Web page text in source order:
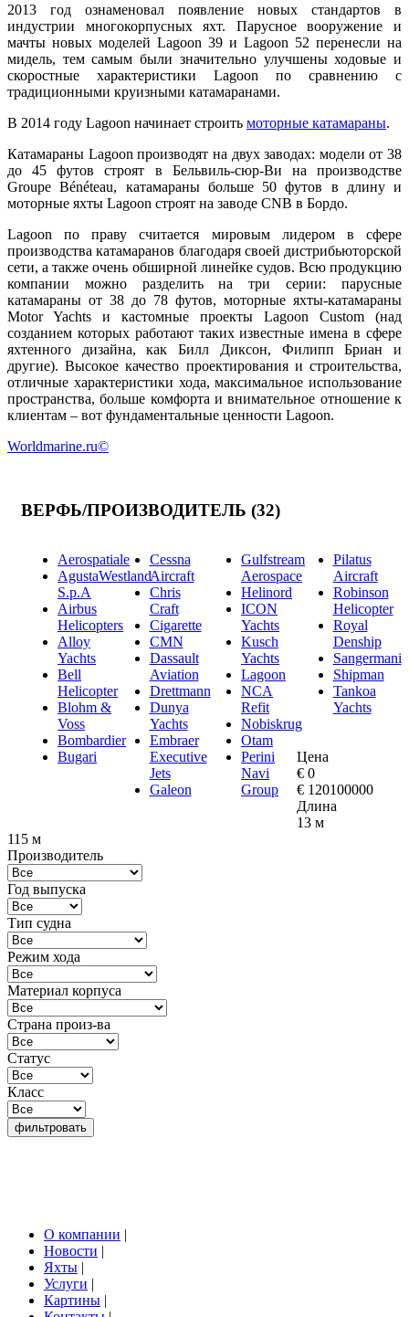
2013 год ознаменовал появление новых стандартов в
индустрии многокорпусных яхт. Парусное вооружение и
мачты новых моделей Lagoon 39 и Lagoon 52 перенесли на
мидель, тем самым были значительно улучшены ходовые и
скоростные характеристики Lagoon по сравнению с
традиционными круизными катамаранами.
В 2014 году Lagoon начинает строить моторные катамараны.
Катамараны Lagoon производят на двух заводах: модели от 38
до 45 футов строят в Бельвиль-сюр-Ви на производстве
Groupe Bénéteau, катамараны больше 50 футов в длину и
моторные яхты Lagoon строят на заводе CNB в Бордо.
Lagoon по праву считается мировым лидером в сфере
производства катамаранов благодаря своей дистрибьюторской
сети, а также очень обширной линейке судов. Всю продукцию
компании можно разделить на три серии: парусные
катамараны от 38 до 78 футов, моторные яхты-катамараны
Motor Yachts и кастомные проекты Lagoon Custom (над
созданием которых работают таких известные имена в сфере
яхтенного дизайна, как Билл Диксон, Филипп Бриан и
другие). Высокое качество проектирования и строительства,
отличные характеристики хода, максимальное использование
пространства, больше комфорта и внимательное отношение к
клиентам – вот фундаментальные ценности Lagoon.
Worldmarine.ru©
ВЕРФЬ/ПРОИЗВОДИТЕЛЬ (32)
Aerospatiale
AgustaWestland
S.p.A
Airbus
Helicopters
Alloy
Yachts
Bell
Helicopter
Blohm &
Voss
Bombardier
Bugari
Cessna
Aircraft
Chris
Craft
Cigarette
CMN
Dassault
Aviation
Drettmann
Dunya
Yachts
Embraer
Executive
Jets
Galeon
Gulfstream
Aerospace
Helinord
ICON
Yachts
Kusch
Yachts
Lagoon
NCA
Refit
Nobiskrug
Otam
Perini
Navi
Group
Pilatus
Aircraft
Robinson
Helicopter
Royal
Denship
Sangermani
Shipman
Tankoa
Yachts
Цена
€ 0
€ 120100000
Длина
13 м
115 м
Производитель
Год выпуска
Тип судна
Режим хода
Материал корпуса
Страна произ-ва
Статус
Класс
О компании |
Новости |
Яхты |
Услуги |
Картины |